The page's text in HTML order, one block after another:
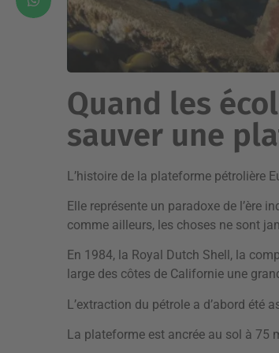
Quand les
sauver une
L’histoire de la plateforme pétrolière
Elle représente un paradoxe de l’ère
comme ailleurs, les choses ne sont
En 1984, la Royal Dutch Shell, la
large des côtes de Californie une
L’extraction du pétrole a d’abord été
La plateforme est ancrée au sol à 75